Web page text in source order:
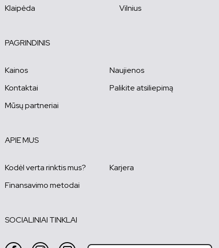
Klaipėda
Vilnius
PAGRINDINIS
Kainos
Naujienos
Kontaktai
Palikite atsiliepimą
Mūsų partneriai
APIE MUS
Kodėl verta rinktis mus?
Karjera
Finansavimo metodai
SOCIALINIAI TINKLAI